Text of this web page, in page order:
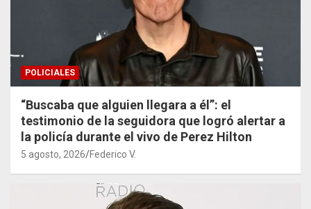
POLICIALES
“Buscaba que alguien llegara a él”: el
testimonio de la seguidora que logró alertar a
la policía durante el vivo de Perez Hilton
5 agosto, 2026 Federico V.